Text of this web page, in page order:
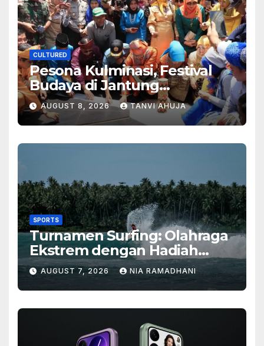
CULTURED
Pesona Kulminasi, Festival
Budaya di Jantung
Kalimantan
AUGUST 8, 2026 TANVI AHUJA
SPORTS
Turnamen Surfing: Olahraga
Ekstrem dengan Hadiah
Besar
AUGUST 7, 2026 NIA RAMADHANI